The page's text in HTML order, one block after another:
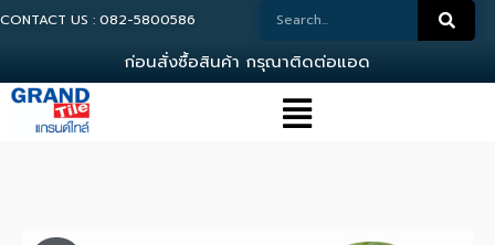
CONTACT US : 082-5800586
อนสงซอสนคา ก รณาตดตอแอดม